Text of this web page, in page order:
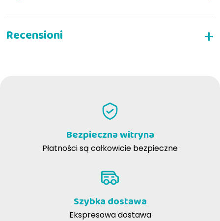
Utilizzando questo prodotto il mio cane sta dimagrendo
Federica P
17-03-2022
Bezpieczna witryna
Płatności są całkowicie bezpieczne
Szybka dostawa
Ekspresowa dostawa